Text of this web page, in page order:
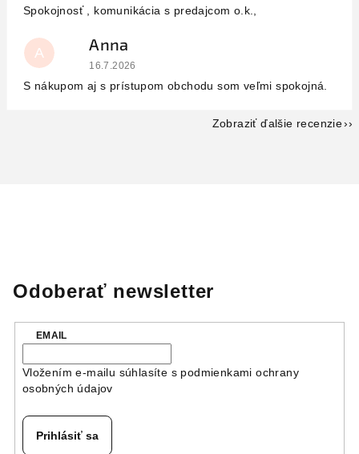
Spokojnosť , komunikácia s predajcom o.k.,
A Anna
Hodnotenie obchodu je 5 z 5 hviezdičiek.
16.7.2026
S nákupom aj s prístupom obchodu som veľmi spokojná.
Zobraziť ďalšie recenzie
Odoberať newsletter
EMAIL
Vložením e-mailu súhlasíte s podmienkami ochrany
osobných údajov
Prihlásiť sa